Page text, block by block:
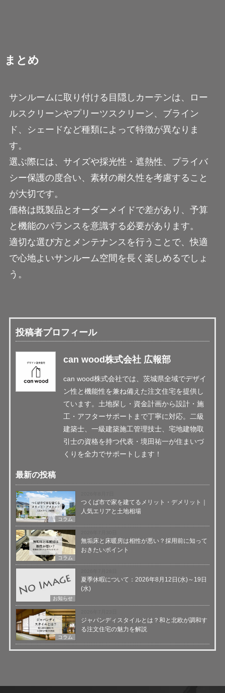
まとめ
サンルームに取り付ける目隠しカーテンは、ロー
ルスクリーンやプリーツスクリーン、ブライン
ド、シェードなど種類によって特徴が異なりま
す。
選ぶ際には、サイズや採光性・遮熱性、プライバ
シー保護の度合い、素材の耐久性を考慮すること
が大切です。
価格は既製品とオーダーメイドで差があり、予算
と機能のバランスを意識する必要があります。
適切な選び方とメンテナンスを行うことで、快適
で心地よいサンルーム空間を長く楽しめるでしょ
う。
投稿者プロフィール
can wood株式会社 広報部
can wood株式会社では、茨城県全域でデザイ
ン性と機能性を兼ね備えた注文住宅を提供し
ています。土地探し・資金計画から設計・施
工・アフターサポートまで丁寧に対応。二級
建築士、一級建築施工管理技士、宅地建物取
引士の資格を持つ代表・境田祐一が住まいづ
くりを全力でサポートします！
最新の投稿
コラム
つくば市で家を建てるメリット・デメリット｜
人気エリアと土地相場
コラム
無垢床と床暖房は相性が悪い？採用前に知って
おきたいポイント
お知らせ
夏季休暇について：2026年8月12日(水)～19日
(水)
コラム
ジャパンディスタイルとは？和と北欧が調和す
る注文住宅の魅力を解説